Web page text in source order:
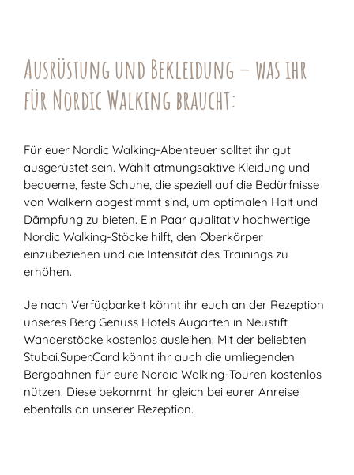
Ausrüstung und Bekleidung – was ihr
für Nordic Walking braucht:
Für euer Nordic Walking-Abenteuer solltet ihr gut
ausgerüstet sein. Wählt atmungsaktive Kleidung und
bequeme, feste Schuhe, die speziell auf die Bedürfnisse
von Walkern abgestimmt sind, um optimalen Halt und
Dämpfung zu bieten. Ein Paar qualitativ hochwertige
Nordic Walking-Stöcke hilft, den Oberkörper
einzubeziehen und die Intensität des Trainings zu
erhöhen.
Je nach Verfügbarkeit könnt ihr euch an der Rezeption
unseres Berg Genuss Hotels Augarten in Neustift
Wanderstöcke kostenlos ausleihen. Mit der beliebten
Stubai.Super.Card könnt ihr auch die umliegenden
Bergbahnen für eure Nordic Walking-Touren kostenlos
nützen. Diese bekommt ihr gleich bei eurer Anreise
ebenfalls an unserer Rezeption.